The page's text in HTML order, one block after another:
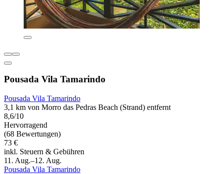
Pousada Vila Tamarindo
Pousada Vila Tamarindo
3,1 km von Morro das Pedras Beach (Strand) entfernt
8,6/10
Hervorragend
(68 Bewertungen)
73 €
inkl. Steuern & Gebühren
11. Aug.–12. Aug.
Pousada Vila Tamarindo